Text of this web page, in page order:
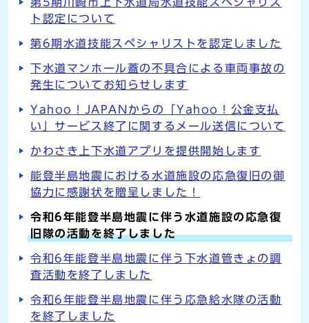
ト認定について
第6期水道技能スペシャリストを認定しました
下水道マンホール蓋の不具合による車両事故の
発生についてお知らせします
Yahoo！JAPANからの「Yahoo！公金支払
い」サービス終了に関するメール送信について
かわさき上下水道アプリを提供開始します
能登半島地震における水道施設の応急復旧の御
協力に感謝状を贈呈しました！
令和6年能登半島地震に伴う水道施設の応急復
旧隊の活動を終了しました
令和6年能登半島地震に伴う下水道管きょの調
査活動を終了しました
令和6年能登半島地震に伴う応急給水隊の活動
を終了しました